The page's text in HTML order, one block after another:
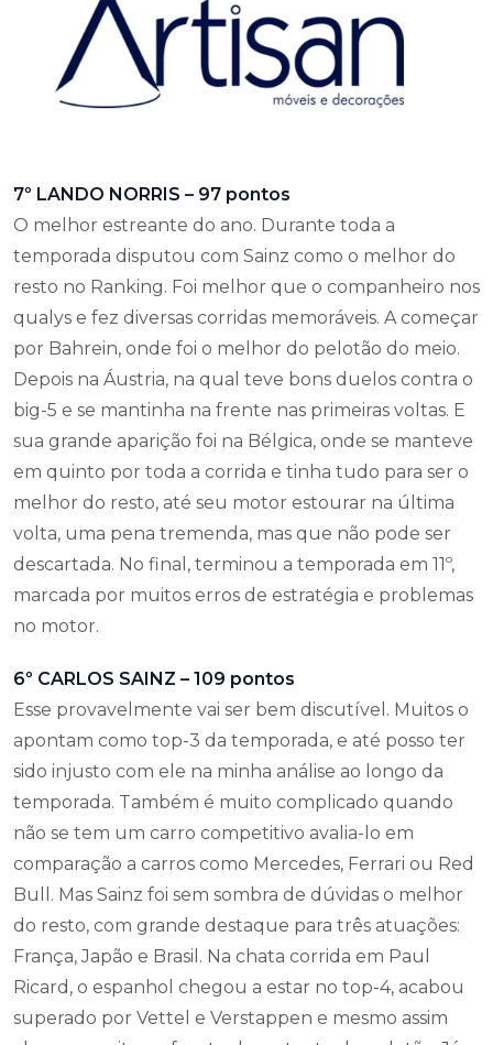
7º LANDO NORRIS – 97 pontos
O melhor estreante do ano. Durante toda a
temporada disputou com Sainz como o melhor do
resto no Ranking. Foi melhor que o companheiro nos
qualys e fez diversas corridas memoráveis. A começar
por Bahrein, onde foi o melhor do pelotão do meio.
Depois na Áustria, na qual teve bons duelos contra o
big-5 e se mantinha na frente nas primeiras voltas. E
sua grande aparição foi na Bélgica, onde se manteve
em quinto por toda a corrida e tinha tudo para ser o
melhor do resto, até seu motor estourar na última
volta, uma pena tremenda, mas que não pode ser
descartada. No final, terminou a temporada em 11º,
marcada por muitos erros de estratégia e problemas
no motor.
6º CARLOS SAINZ – 109 pontos
Esse provavelmente vai ser bem discutível. Muitos o
apontam como top-3 da temporada, e até posso ter
sido injusto com ele na minha análise ao longo da
temporada. Também é muito complicado quando
não se tem um carro competitivo avalia-lo em
comparação a carros como Mercedes, Ferrari ou Red
Bull. Mas Sainz foi sem sombra de dúvidas o melhor
do resto, com grande destaque para três atuações:
França, Japão e Brasil. Na chata corrida em Paul
Ricard, o espanhol chegou a estar no top-4, acabou
superado por Vettel e Verstappen e mesmo assim